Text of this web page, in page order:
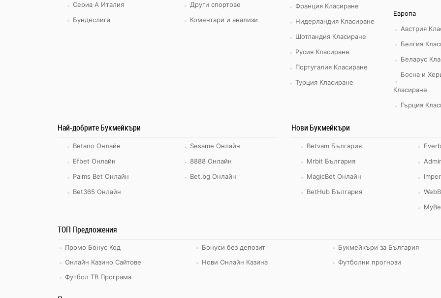
Сериа А Италия
Бундеслига
Други спортове
Коментари и анализи
Франция Класиране
Нидерландия Класиране
Шотландия Класиране
Русия Класиране
Португалия Класиране
Турция Класиране
Европа
Австрия
Белгия
Беларус
Босна и
Класиране
Гърция
Най-добрите Букмейкъри
Betano Онлайн
Efbet Онлайн
Palms Bet Онлайн
Bet365 Онлайн
Sesame Онлайн
8888 Онлайн
Bet.bg Онлайн
Нови Букмейкъри
Betvam България
Mrbit България
MagicBet Онлайн
BetHub България
ТОП Предложения
Промо Бонус Код Бонуси без депозит Букмейкъри за България
Онлайн Казино Сайтове
Нови Онлайн Казина Футболни прогнози
Футбол ТВ Програма